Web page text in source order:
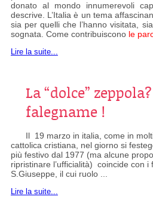
donato al mondo innumerevoli
descrive. L’Italia è un tema
sia per quelli che l’hanno visitata,
sognata. Come contribuisconole
Lire la suite...
La “dolce”
falegname !
Il 19 marzo in italia, come in
cattolica cristiana, nel giorno si
più festivo dal 1977 (ma alcune
ripristinare l’ufficialità) coincide con i
S.Giuseppe, il cui ruolo ...
Lire la suite...